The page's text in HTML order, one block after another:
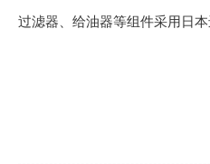
过滤器、给油器等组件采用日